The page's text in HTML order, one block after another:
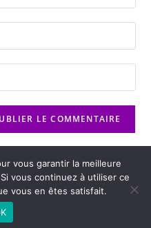
- Politique de confidentialité -
vous garantir la meilleure
vous continuez à utiliser ce
vous en êtes satisfait.